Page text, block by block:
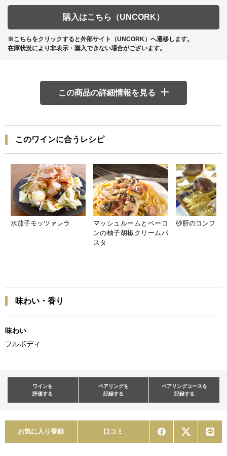
購入はこちら（UNCORK）
※こちらをクリックすると外部サイト（UNCORK）へ遷移します。
在庫状況により非表示・購入できない場合がございます。
この商品の詳細情報を見る
このワインに合うレシピ
水茄子モッツァレラ
マッシュルームとベーコ
ンの柚子胡椒クリームパ
スタ
砂肝のコンフィ
味わい・香り
味わい
フルボディ
ワインを
評価する
ペアリングを
記録する
ペアリングコースを
記録する
お気に入り登録 口コミ